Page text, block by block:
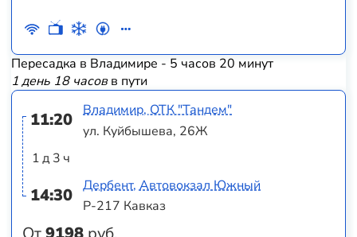
Пересадка в Владимире - 5 часов 20 минут
1 день 18 часовв пути
11:20
1 д 3 ч
14:30
Владимир, ОТК "Тандем"
ул. Куйбышева, 26Ж
Дербент, Автовокзал Южный
Р-217 Кавказ